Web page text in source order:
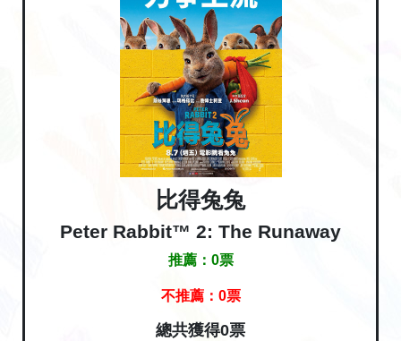
比得兔兔
Peter Rabbit™ 2: The Runaway
推薦： 0票
不推薦： 0票
總共獲得0票